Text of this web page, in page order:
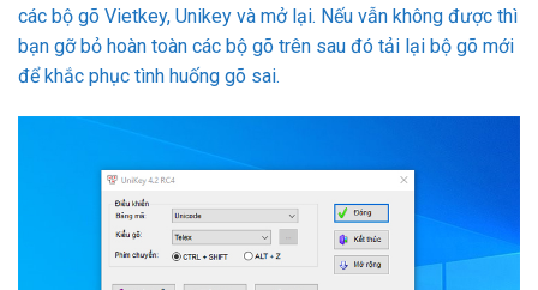
các bộ gõ Vietkey, Unikey và mở lại. Nếu vẫn không được thì
bạn gỡ bỏ hoàn toàn các bộ gõ trên sau đó tải lại bộ gõ mới
để khắc phục tình huống gõ sai.